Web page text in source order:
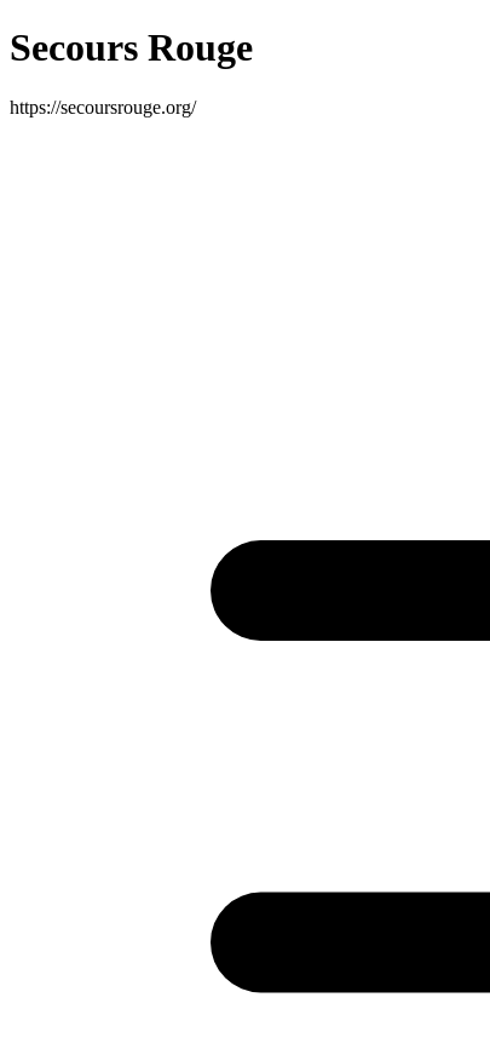
Secours Rouge
https://secoursrouge.org/